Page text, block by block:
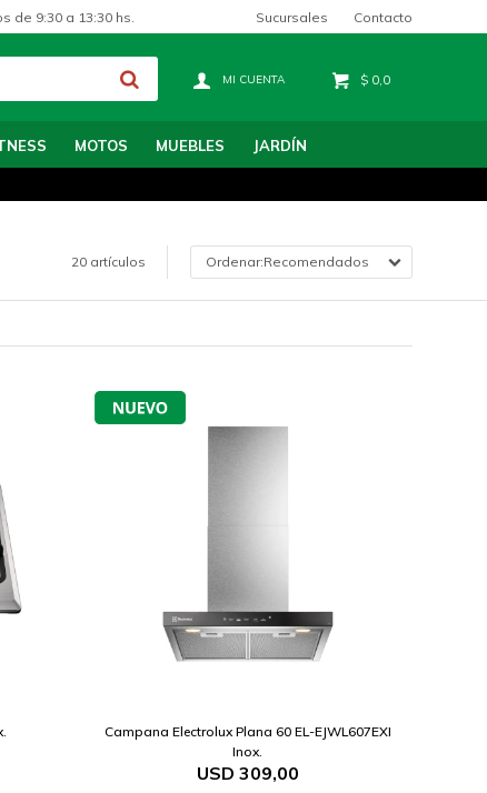
MOTOS MUEBLES JARDÍN
$ 0,0
de 9:30 a 13:30 hs. Sucursales Contacto
20 artículos Recomendados
Campana Electrolux Plana 60 EL-EJWL607EXI
Inox.
USD 309,00